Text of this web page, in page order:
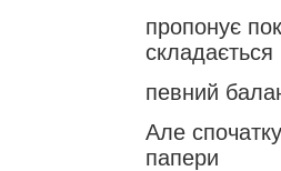
пропонує
складається
певний
Але
папери